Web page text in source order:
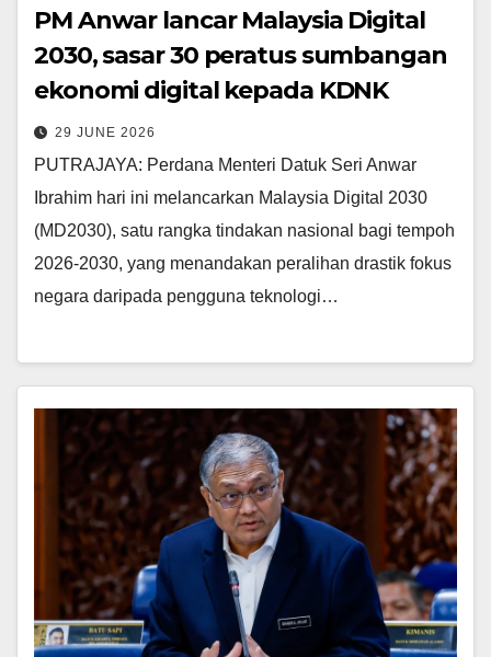
PM Anwar lancar Malaysia Digital
2030, sasar 30 peratus sumbangan
ekonomi digital kepada KDNK
29 JUNE 2026
PUTRAJAYA: Perdana Menteri Datuk Seri Anwar
Ibrahim hari ini melancarkan Malaysia Digital 2030
(MD2030), satu rangka tindakan nasional bagi tempoh
2026-2030, yang menandakan peralihan drastik fokus
negara daripada pengguna teknologi…